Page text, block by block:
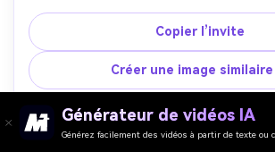
badge stylisé, reflets chauds
56mm, plan rapproché trois-quarts,
cocooning riche, vapeur et glaçure
haute résolution, mise au point
Copier l’invite
Créer une image
Générateur de vidéos IA
Générez facilement des vidéos à partir de texte ou